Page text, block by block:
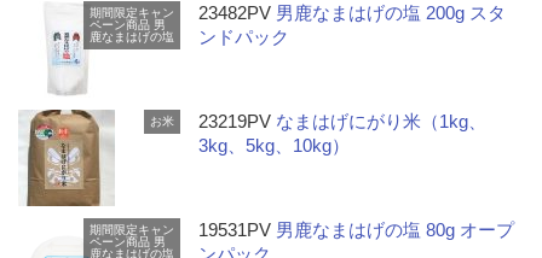
期間限定キャン
ペーン商品 男
鹿なまはげの塩
23482PV 男鹿なまはげの塩 200g スタ
ンドパック
お米 23219PV なまはげにがり米（1kg、
3kg、5kg、10kg）
期間限定キャン
ペーン商品 男
鹿なまはげの塩
19531PV 男鹿なまはげの塩 80g オープ
ンパック